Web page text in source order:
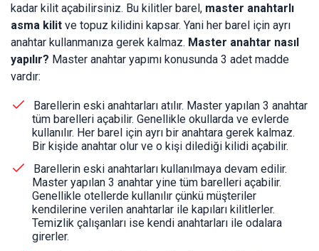
kadar kilit açabilirsiniz. Bu kilitler barel, master anahtarlı
asma kilit ve topuz kilidini kapsar. Yani her barel için ayrı
anahtar kullanmanıza gerek kalmaz. Master anahtar nasıl
yapılır? Master anahtar yapımı konusunda 3 adet madde
vardır:
Barellerin eski anahtarları atılır. Master yapılan 3 anahtar
tüm barelleri açabilir. Genellikle okullarda ve evlerde
kullanılır. Her barel için ayrı bir anahtara gerek kalmaz.
Bir kişide anahtar olur ve o kişi dilediği kilidi açabilir.
Barellerin eski anahtarları kullanılmaya devam edilir.
Master yapılan 3 anahtar yine tüm barelleri açabilir.
Genellikle otellerde kullanılır çünkü müşteriler
kendilerine verilen anahtarlar ile kapıları kilitlerler.
Temizlik çalışanları ise kendi anahtarları ile odalara
girerler.